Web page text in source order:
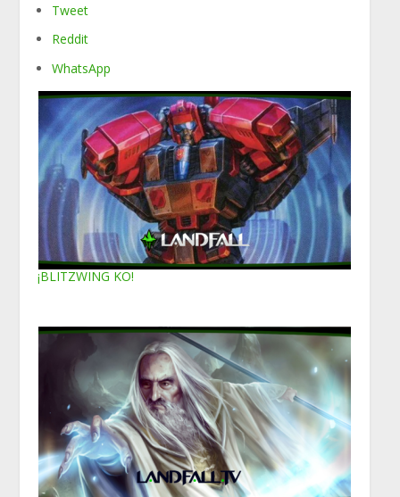
Tweet
Reddit
WhatsApp
¡BLITZWING KO!